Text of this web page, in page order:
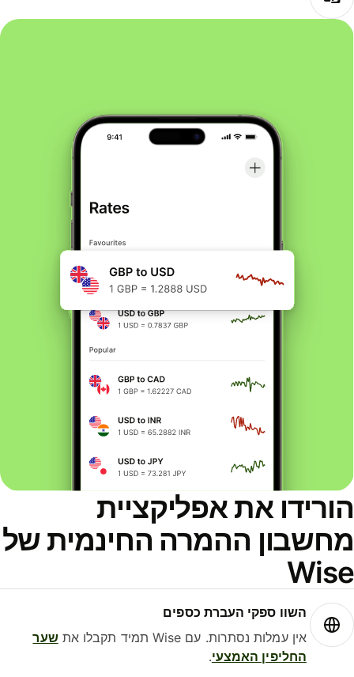
את אפליקציית
ההמרה החינמית של
השוו ספקי העברת כספים
אין עמלות נסתרות. עם Wise תמיד תקבלו את
שער
החליפין האמצעי.